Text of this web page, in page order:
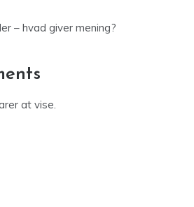
– hvad giver mening?
at vise.